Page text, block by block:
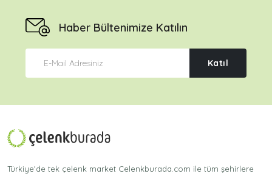
Haber Bültenimize Katılın
Katıl
Türkiye'de tek çelenk market Celenkburada.com ile tüm şehirlere